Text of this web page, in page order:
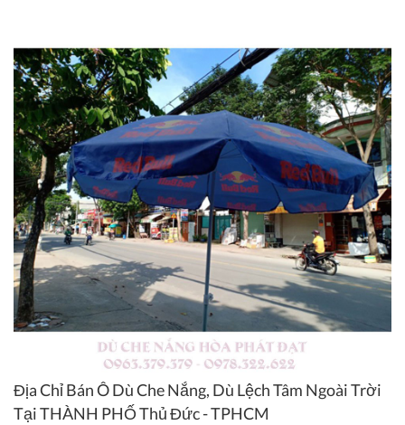
Địa Chỉ Bán Ô Dù Che Nắng, Dù Lệch Tâm Ngoài Trời
Tại THÀNH PHỐ Thủ Đức - TPHCM